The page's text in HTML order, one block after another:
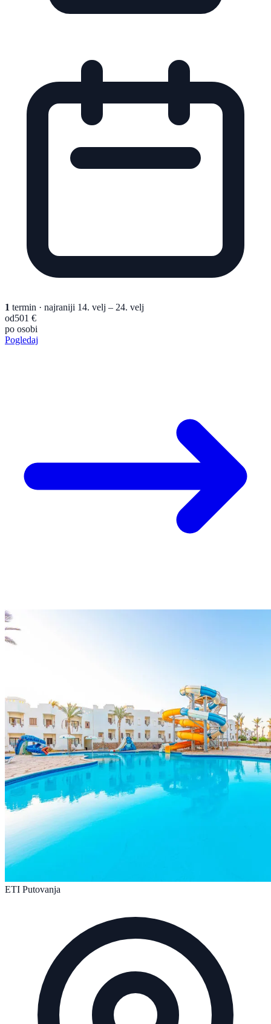
1 termin · najraniji 14. velj – 24. velj
od501 €
po osobi
Pogledaj
ETI Putovanja